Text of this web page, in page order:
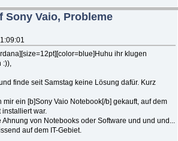
Sony Vaio, Probleme
ihr klugen
finde seit Samstag keine Lösung dafür. Kurz
mir ein [b]Sony Vaio Notebook[/b] gekauft, auf dem
war.
von Notebooks oder Software und und und...
auf dem IT-Gebiet.